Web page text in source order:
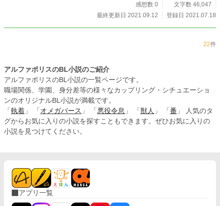
めています。独自のファンタジー設定があるので、まずはそちらをお読みくださ
は＊を付けます。 ☆途中で前世の現代日本のお話が入ります。
感想数 0
文字数 46,047
最終更新日 2021.09.12
登録日 2021.07.18
22件
アルファポリスのBL小説のご紹介
アルファポリスのBL小説の一覧ページです。
職場関係、学園、身分差等の様々なカップリング・シチュエーショ
ンのオリジナルBL小説が満載です。
「 執着 」 「 オメガバース 」 「 悪役令息 」 「 獣人 」 「 番 」 人気のタ
グからお気に入りの小説を探すこともできます。ぜひお気に入りの
小説を見つけてください。
アプリ一覧